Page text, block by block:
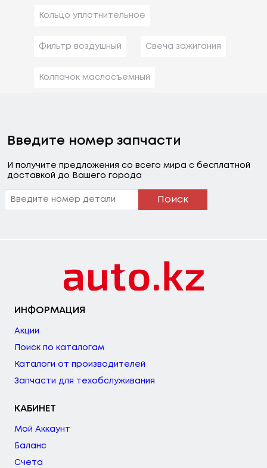
Кольцо уплотнительное
Фильтр воздушный Свеча зажигания
Колпачок маслосъемный
Введите номер запчасти
И получите предложения со всего мира с бесплатной
доставкой до Вашего города
Поиск
ИНФОРМАЦИЯ
Акции
Поиск по каталогам
Каталоги от производителей
Запчасти для техобслуживания
КАБИНЕТ
Мой Аккаунт
Баланс
Счета